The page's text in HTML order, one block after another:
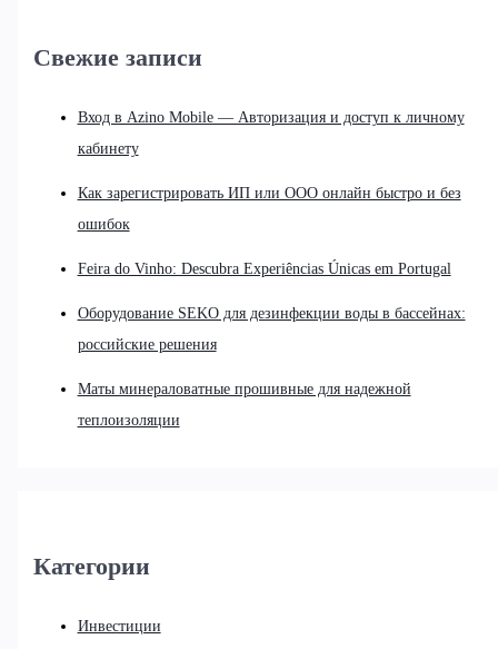
Свежие записи
Вход в Azino Mobile — Авторизация и доступ к личному
кабинету
Как зарегистрировать ИП или ООО онлайн быстро и без
ошибок
Feira do Vinho: Descubra Experiências Únicas em Portugal
Оборудование SEKO для дезинфекции воды в бассейнах:
российские решения
Маты минераловатные прошивные для надежной
теплоизоляции
Категории
Инвестиции